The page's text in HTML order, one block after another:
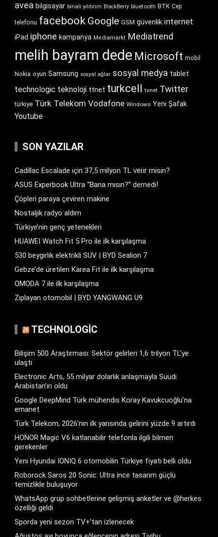
avea bilgisayar binali yıldırım BlackBerry bluetooth BTK Cep
telefonu facebook Google GSM güvenlik internet
iPad iphone kampanya Mediamarkt Mediatrend
melih bayram dede Microsoft mobil
Nokia oyun Samsung sosyal ağlar sosyal medya tablet
technologic teknoloji ttnet turkcell tvnet Twitter
türkiye Türk Telekom Vodafone Windows Yeni Şafak
Youtube
SON YAZILAR
Cadillac Escalade için 37,5 milyon TL verir misin?
ASUS Experbook Ultra “Bana mısın?” demedi!
Çöpleri paraya çeviren makine
Nostaljik radyo aldım
Türkiye’nin genç yetenekleri
HUAWEI Watch Fit 5 Pro ile ilk karşılaşma
530 beygirlik elektrikli SUV | BYD Sealion 7
Gebze’de üretilen Karea Fit ile ilk karşılaşma
OMODA 7 ile ilk karşılaşma
Zıplayan otomobil | BYD YANGWANG U9
TECHNOLOGIC
Bilişim 500 Araştırması: Sektör gelirleri 1,6 trilyon TL’ye
ulaştı
Electronic Arts, 55 milyar dolarlık anlaşmayla Suudi
Arabistan’ın oldu
Google DeepMind Türk mühendis Koray Kavukcuoğlu’na
emanet
Türk Telekom, 2026’nın ilk yarısında gelirini yüzde 9 artırdı
HONOR Magic V6 katlanabilir telefonla ilgili bilmen
gerekenler
Yeni Hyundai IONIQ 6 otomobilin Türkiye fiyatı belli oldu
Roborock Saros 20 Sonic: Ultra ince tasarım güçlü
temizlikle buluşuyor
WhatsApp grup sohbetlerine gelişmiş anketler ve @herkes
özelliği geldi
Sporda yeni sezon TV+’tan izlenecek